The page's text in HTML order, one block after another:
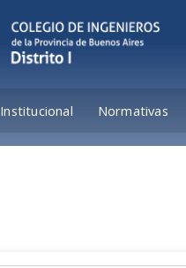
Institucional Normativas